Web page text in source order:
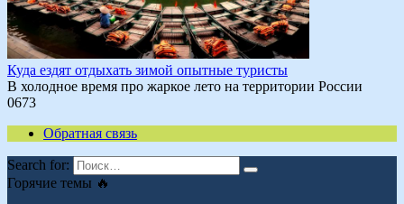
Куда ездят отдыхать зимой опытные туристы
В холодное время про жаркое лето на территории России
0673
Обратная связь
Search for:
Горячие темы 🔥